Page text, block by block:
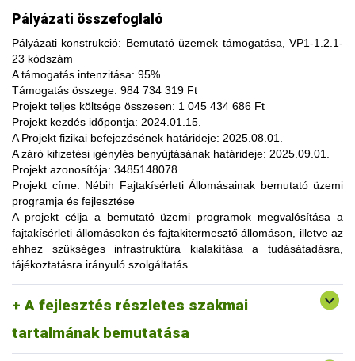
Pályázati összefoglaló
Pályázati konstrukció: Bemutató üzemek támogatása, VP1-1.2.1-
23 kódszám
A támogatás intenzitása: 95%
Támogatás összege: 984 734 319 Ft
Projekt teljes költsége összesen: 1 045 434 686 Ft
Projekt kezdés időpontja: 2024.01.15.
A Projekt fizikai befejezésének határideje: 2025.08.01.
A záró kifizetési igénylés benyújtásának határideje: 2025.09.01.
Projekt azonosítója: 3485148078
Projekt címe: Nébih Fajtakísérleti Állomásainak bemutató üzemi
programja és fejlesztése
A projekt céljaa bemutató üzemi programok megvalósítása a
fajtakísérleti állomásokon és fajtakitermesztő állomáson, illetve az
ehhez szükséges infrastruktúra kialakítása a tudásátadásra,
tájékoztatásra irányuló szolgáltatás.
A fejlesztés részletes szakmai
tartalmának bemutatása
A fajtakísérleti és fajtakitermesztési állomások
modernizálásával, olyan növényfajta kísérleteket lehet
végezni, melyekkel limitálhatóak a mezőgazdasági termesztés
bizonytalanságából adódó negatív hatások, növelhető a
termésbiztonság, valamint a növényi kórokozókkal, kártevőkkel
szembeni ellenálló képesség. A fajtakísérlet során megszerzett
tapasztalatok átadása az agrárgazdaság szereplői részére egy
olyan, a hagyományostól eltérő jellegű tudás megszerzési
lehetőség, amelynek során a résztvevők elsősorban
gyakorlatorientált ismeretanyaggal, tapasztalatokkal
gazdagodhatnak, a fajtahasználaton túl, az aktuális termelési
eljárások és gazdaságszervezési minták alkalmazása
tekintetében. A gazdálkodók olyan innovatív ismereteket,
növénykultúrákat (fajtákat), környezetvédelmi megoldásokat
ismerhetnek meg, amelyek alkalmazása révén
optimalizálhatják a termelést, csökkenthetik a szennyezőanyag
kibocsátást, valamint eredményesen alkalmazkodhatnak a
állomáson (Tordas, Pölöske, Székkutas, Monorierdő)
valósulna meg bemutató üzemi program.
Tordas
kertészeti (zöldség, gyümölcs) fajok, szántóföldi
és üvegházi termesztési körülmények, ökológiai
gazdálkodásra alkalmas fajták vizsgálata
Pölöske
kertészeti (gyümölcs) fajok